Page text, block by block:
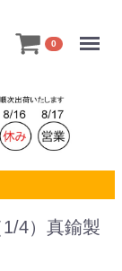
0
4）真鍮製